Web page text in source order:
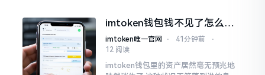
imtoken钱包钱不见了怎么
办？老用户手把手教你找回
imtoken唯一官网 ⋅ 41分钟前
⋅
12 阅读
imtoken钱包里的资产居然毫无预兆地